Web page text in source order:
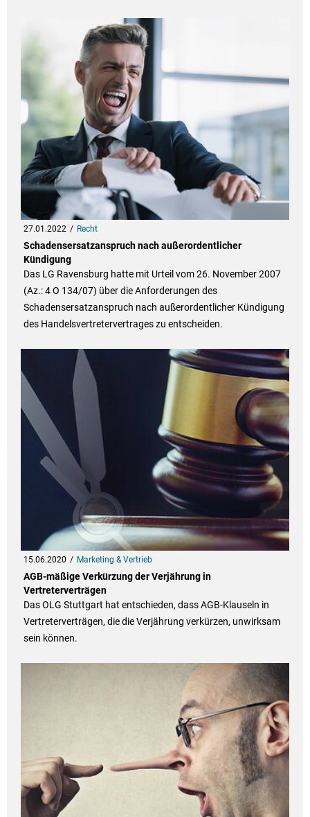
27.01.2022 Recht
Schadensersatzanspruch nach außerordentlicher
Kündigung
Das LG Ravensburg hatte mit Urteil vom 26. November 2007
(Az.: 4 O 134/07) über die Anforderungen des
Schadensersatzanspruch nach außerordentlicher Kündigung
des Handelsvertretervertrages zu entscheiden.
15.06.2020 Marketing & Vertrieb
AGB-mäßige Verkürzung der Verjährung in
Vertreterverträgen
Das OLG Stuttgart hat entschieden, dass AGB-Klauseln in
Vertreterverträgen, die die Verjährung verkürzen, unwirksam
sein können.